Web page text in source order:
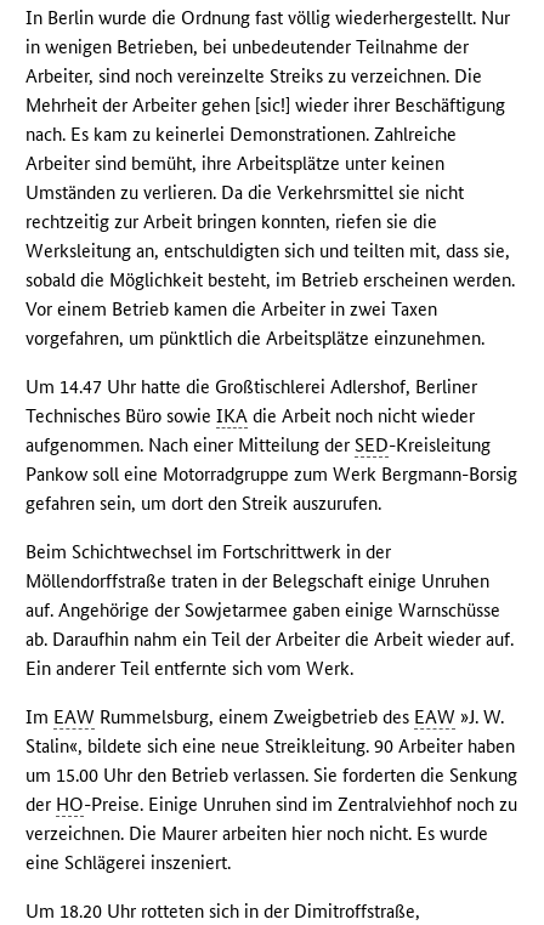
In Berlin wurde die Ordnung fast völlig wiederhergestellt. Nur
in wenigen Betrieben, bei unbedeutender Teilnahme der
Arbeiter, sind noch vereinzelte Streiks zu verzeichnen. Die
Mehrheit der Arbeiter gehen [sic!] wieder ihrer Beschäftigung
nach. Es kam zu keinerlei Demonstrationen. Zahlreiche
Arbeiter sind bemüht, ihre Arbeitsplätze unter keinen
Umständen zu verlieren. Da die Verkehrsmittel sie nicht
rechtzeitig zur Arbeit bringen konnten, riefen sie die
Werksleitung an, entschuldigten sich und teilten mit, dass sie,
sobald die Möglichkeit besteht, im Betrieb erscheinen werden.
Vor einem Betrieb kamen die Arbeiter in zwei Taxen
vorgefahren, um pünktlich die Arbeitsplätze einzunehmen.
Um 14.47 Uhr hatte die Großtischlerei Adlershof, Berliner
Technisches Büro sowieIKA die Arbeit noch nicht wieder
aufgenommen. Nach einer Mitteilung derSED-Kreisleitung
Pankow soll eine Motorradgruppe zum Werk Bergmann-Borsig
gefahren sein, um dort den Streik auszurufen.
Beim Schichtwechsel im Fortschrittwerk in der
Möllendorffstraße traten in der Belegschaft einige Unruhen
auf. Angehörige der Sowjetarmee gaben einige Warnschüsse
ab. Daraufhin nahm ein Teil der Arbeiter die Arbeit wieder auf.
Ein anderer Teil entfernte sich vom Werk.
Im EAW Rummelsburg, einem Zweigbetrieb des EAW »J. W.
Stalin«, bildete sich eine neue Streikleitung. 90 Arbeiter haben
um 15.00 Uhr den Betrieb verlassen. Sie forderten die Senkung
der HO-Preise. Einige Unruhen sind im Zentralviehhof noch zu
verzeichnen. Die Maurer arbeiten hier noch nicht. Es wurde
eine Schlägerei inszeniert.
Um 18.20 Uhr rotteten sich in der Dimitroffstraße,